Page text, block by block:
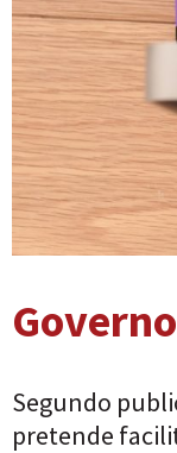
Segundo
pretende